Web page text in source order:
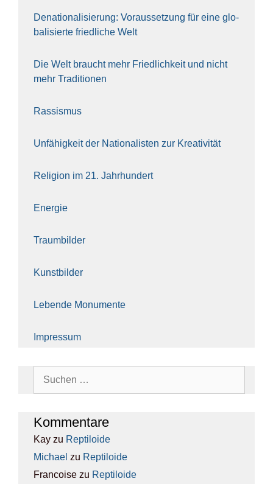
Dena­tio­na­li­sie­rung: Vor­aus­set­zung für eine glo­
ba­li­sier­te fried­li­che Welt
Die Welt braucht mehr Fried­lich­keit und nicht
mehr Tra­di­tio­nen
Ras­sis­mus
Unfä­hig­keit der Natio­na­lis­ten zur Krea­ti­vi­tät
Reli­gi­on im 21. Jahr­hun­dert
Ener­gie
Traum­bil­der
Kunst­bil­der
Leben­de Monu­men­te
Impres­sum
Kom­men­ta­re
Kay zu Rep­ti­lo­ide
Michael zu Rep­ti­lo­ide
Francoise zu Rep­ti­lo­ide